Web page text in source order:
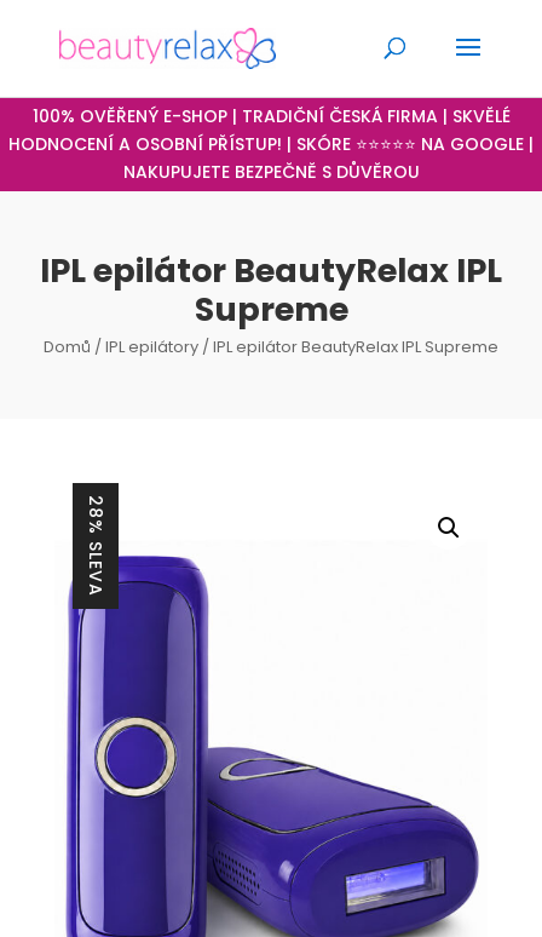
100% OVĚŘENÝ E-SHOP | TRADIČNÍ ČESKÁ FIRMA | SKVĚLÉ
HODNOCENÍ A OSOBNÍ PŘÍSTUP! | SKÓRE ⭐⭐⭐⭐⭐ NA GOOGLE |
NAKUPUJETE BEZPEČNĚ S DŮVĚROU
IPL epilátor BeautyRelax IPL
Supreme
Domů /IPL epilátory / IPL epilátor BeautyRelax IPL Supreme
28% SLEVA